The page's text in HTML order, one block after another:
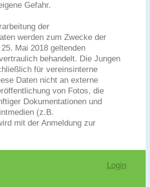
Gefahr.
der
werden zum Zwecke der
Mai 2018 geltenden
behandelt. Die Jungen
für vereinsinterne
Daten nicht an externe
von Fotos, die
Dokumentationen und
(z.B.
mit der Anmeldung zur
Login